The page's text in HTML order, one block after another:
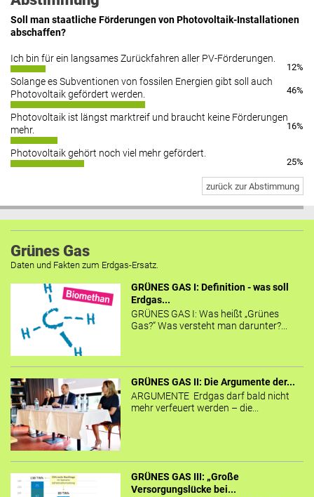
Soll man staatliche Förderungen von Photovoltaik-Installationen
abschaffen?
Ich bin für ein langsames Zurückfahren aller PV-Förderungen.
12%
Solange es Subventionen von fossilen Energien gibt soll auch
Photovoltaik gefördert werden.
46%
Photovoltaik ist längst marktreif und braucht keine Förderungen
mehr.
16%
Photovoltaik gehört noch viel mehr gefördert.
25%
zurück zur Abstimmung
Grünes Gas
Daten und Fakten zum Erdgas-Ersatz.
GRÜNES GAS I: Definition - was soll
Erdgas...
GRÜNES GAS I: Was heißt „Grünes
Gas?“ Was versteht man darunter?...
GRÜNES GAS II: Die Argumente der...
ARGUMENTE Erdgas darf bald nicht
mehr verfeuert werden – die...
GRÜNES GAS III: „Große
Versorgungslücke bei...